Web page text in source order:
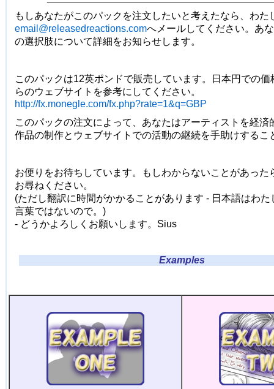
もしあなたがこのパックを注文したいと考えたなら、わた
email@releasedreactions.comへメールしてください。あ
の選択肢について詳細をお知らせします。
このパックは12英ポンドで販売しています。日本円での
らのウェブサイトを参考にしてください。
http://fx.monegle.com/fx.php?rate=1&q=GBP
このパックの注文によって、あなたはアーティストを経済
作品の制作とウェブサイトでの活動の継続を手助けするこ
お便りをお待ちしています。もしわからないことがあった
お尋ねください。
(ただし翻訳に時間がかかることがあります - 日本語はわ
言葉ではないので。)
- どうかよろしくお願いします。Sius
Examples